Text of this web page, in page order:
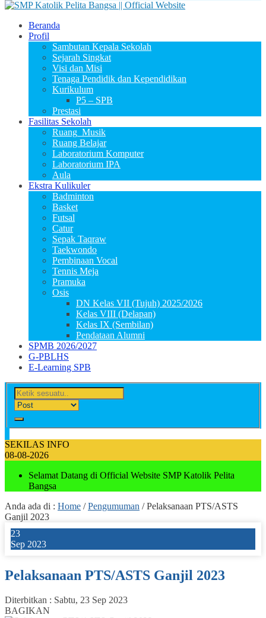
Beranda
Profil
Sambutan Kepala Sekolah
Sejarah Singkat
Visi dan Misi
Tenaga Pendidik dan Kependidikan
Kurikulum
P5 – SPB
Prestasi
Fasilitas Sekolah
Ruang_Musik
Ruang Belajar
Laboratorium Komputer
Laboratorium IPA
Aula
Ekstra Kulikuler
Badminton
Basket
Futsal
Catur
Sepak Taqraw
Taekwondo
Pembinaan Vocal
Tennis Meja
Pramuka
Osis
DN Kelas VII (Tujuh) 2025/2026
Kelas VIII (Delapan)
Kelas IX (Sembilan)
Pendataan Alumni
SPMB 2026/2027
G-PBLHS
E-Learning SPB
SEKILAS INFO
08-08-2026
Selamat Datang di Official Website SMP Katolik Pelita
Bangsa
Anda ada di : Home /Pengumuman /Pelaksanaan PTS/ASTS
Ganjil 2023
23
Sep 2023
Pelaksanaan PTS/ASTS Ganjil 2023
Diterbitkan : Sabtu, 23 Sep 2023
BAGIKAN